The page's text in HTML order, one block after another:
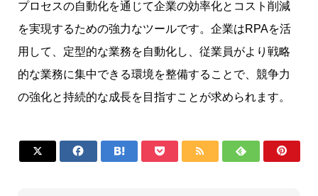
プロセスの自動化を通じて企業の効率化とコスト削減
を実現するための強力なツールです。企業はRPAを活
用して、定型的な業務を自動化し、従業員がより戦略
的な業務に集中できる環境を整備することで、競争力
の強化と持続的な成長を目指すことが求められます。
      